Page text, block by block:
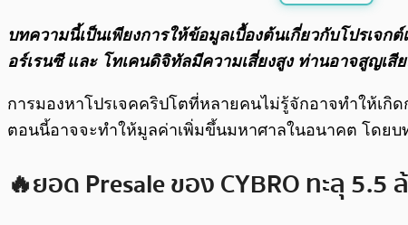
พร้อมเล่น
บทความนี้เป็นเพียงการให้ข้อมูลเบื้องต้นเกี่ยวกับโปรเจ
อร์เรนซี และ โทเคนดิจิทัลมีความเสี่ยงสูง ท่านอาจสูญเ
การมองหาโปรเจคคริปโตที่หลายคนไม่รู้จักอาจทำให้เกิ
ตอนนี้อาจจะทำให้มูลค่าเพิ่มขึ้นมหาศาลในอนาคต โดย
🔥ยอด Presale ของ CYBRO ทะลุ 5.5